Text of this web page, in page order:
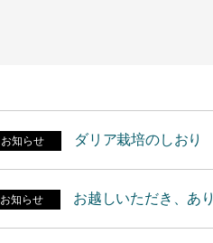
お知らせ ダリア栽培のしおり
お知らせ お越しいただき、あ